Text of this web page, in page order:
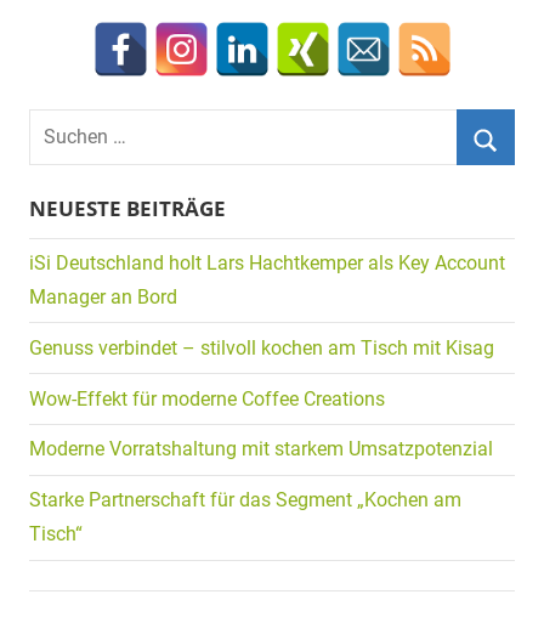
Suchen
nach:
NEUESTE BEITRÄGE
iSi Deutschland holt Lars Hachtkemper als Key Account
Manager an Bord
Genuss verbindet – stilvoll kochen am Tisch mit Kisag
Wow-Effekt für moderne Coffee Creations
Moderne Vorratshaltung mit starkem Umsatzpotenzial
Starke Partnerschaft für das Segment „Kochen am
Tisch“